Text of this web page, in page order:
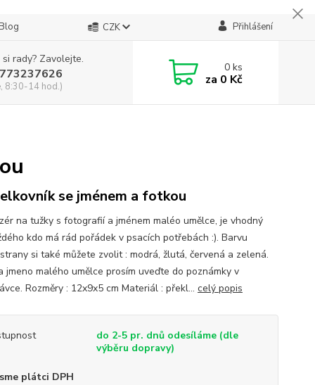
CZK Přihlášení
rady? Zavolejte.
8:30-14 hod.)
0ks
za 0 Kč
se jménem a fotkou
na tužky s fotografií a jménem maléo umělce, je vhodný
kdo má rád pořádek v psacích potřebách :). Barvu
si také můžete zvolit : modrá, žlutá, červená a zelená.
jmeno malého umělce prosím uveďte do poznámky v
Rozměry : 12x9x5 cm Materiál : překl... celý popis
do 2-5 pr. dnů odesíláme (dle
výběru dopravy)
plátci DPH